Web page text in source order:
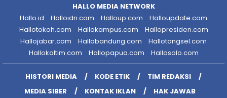
HALLO MEDIA NETWORK
Hallo.id
Halloidn.com Halloup.com
Halloupdate.com
Hallotokoh.com
Hallokampus.com
Hallopresiden.com
Hallojabar.com
Hallobandung.com
Hallotangsel.com
Hallokaltim.com
Hallopapua.com Hallosolo.com
HISTORI MEDIA KODE ETIK
TIM REDAKSI
MEDIA SIBER
KONTAK IKLAN HAK JAWAB